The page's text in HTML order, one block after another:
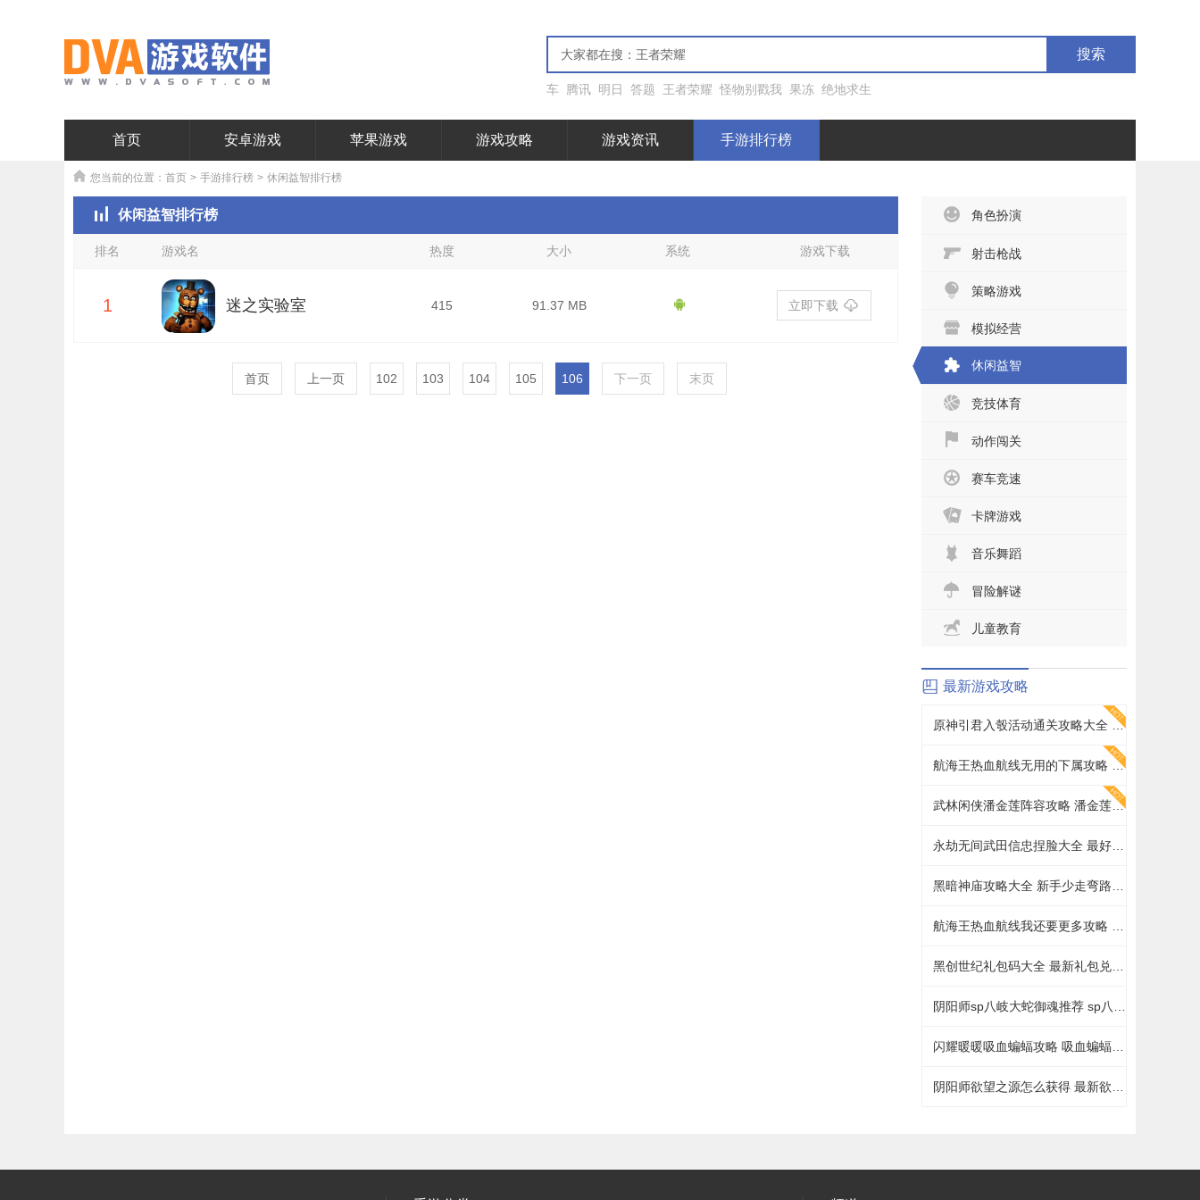
搜索
车 腾讯 明日 答题 王者荣耀 怪物别戳我 果冻 绝地求生
首页 安卓游戏 苹果游戏 游戏攻略 游戏资讯 手游排行榜
您当前的位置： 首页 > 手游排行榜 > 休闲益智排行榜
休闲益智排行榜
排名 游戏名 热度 大小 系统 游戏下载
1 迷之实验室 415 91.37 MB 立即下载
首页 上一页 102 103 104 105 106 下一页 末页
角色扮演
射击枪战
策略游戏
模拟经营
休闲益智
竞技体育
动作闯关
赛车竞速
卡牌游戏
音乐舞蹈
冒险解谜
儿童教育
最新游戏攻略
原神引君入彀活动通关攻略大全 引君入彀活动全正确答案分享
航海王热血航线无用的下属攻略 无用的下属探索通关打法详解
武林闲侠潘金莲阵容攻略 潘金莲最强阵容搭配推荐